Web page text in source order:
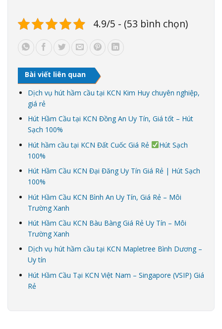
4.9/5 - (53 bình chọn)
Bài viết liên quan
Dịch vụ hút hầm cầu tại KCN Kim Huy chuyên nghiệp,
giá rẻ
Hút Hầm Cầu tại KCN Đồng An Uy Tín, Giá tốt – Hút
Sạch 100%
Hút hầm cầu tại KCN Đất Cuốc Giá Rẻ
Hút Sạch
100%
Hút Hầm Cầu KCN Đại Đăng Uy Tín Giá Rẻ | Hút Sạch
100%
Hút Hầm Cầu KCN Bình An Uy Tín, Giá Rẻ – Môi
Trường Xanh
Hút Hầm Cầu KCN Bàu Bàng Giá Rẻ Uy Tín – Môi
Trường Xanh
Dịch vụ hút hầm cầu tại KCN Mapletree Bình Dương –
Uy tín
Hút Hầm Cầu Tại KCN Việt Nam – Singapore (VSIP) Giá
Rẻ